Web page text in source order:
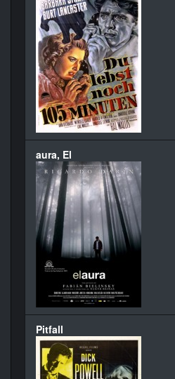
aura, El
Pitfall